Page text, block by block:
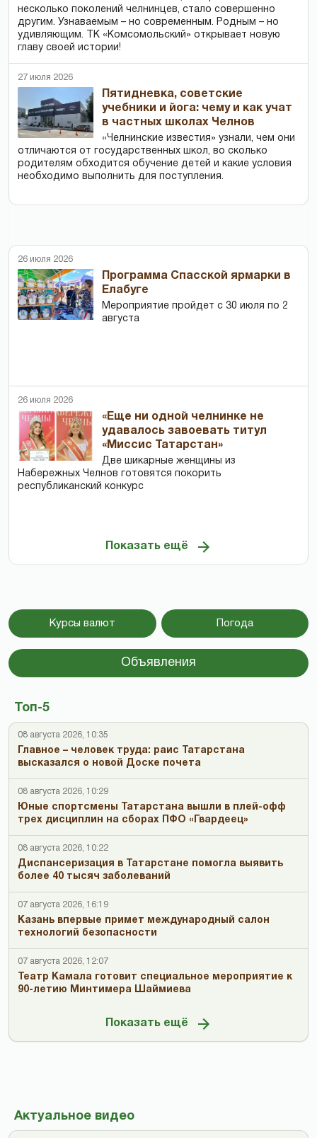
несколько поколений челнинцев, стало совершенно
другим. Узнаваемым – но современным. Родным – но
удивляющим. ТК «Комсомольский» открывает новую
главу своей истории!
27 июля 2026
Пятидневка, советские
учебники и йога: чему и как учат
в частных школах Челнов
«Челнинские известия» узнали, чем они
отличаются от государственных школ, во сколько
родителям обходится обучение детей и какие условия
необходимо выполнить для поступления.
26 июля 2026
Программа Спасской ярмарки в
Елабуге
Мероприятие пройдет с 30 июля по 2
августа
26 июля 2026
«Еще ни одной челнинке не
удавалось завоевать титул
«Миссис Татарстан»
Две шикарные женщины из
Набережных Челнов готовятся покорить
республиканский конкурс
Показать ещё
Курсы валют Погода
Объявления
Топ-5
08 августа 2026, 10:35
Главное – человек труда: раис Татарстана
высказался о новой Доске почета
08 августа 2026, 10:29
Юные спортсмены Татарстана вышли в плей-офф
трех дисциплин на сборах ПФО «Гвардеец»
08 августа 2026, 10:22
Диспансеризация в Татарстане помогла выявить
более 40 тысяч заболеваний
07 августа 2026, 16:19
Казань впервые примет международный салон
технологий безопасности
07 августа 2026, 12:07
Театр Камала готовит специальное мероприятие к
90-летию Минтимера Шаймиева
Показать ещё
Актуальное видео